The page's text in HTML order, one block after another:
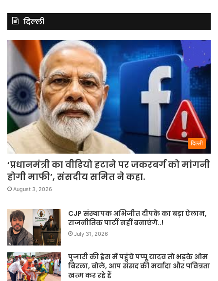
दिल्ली
दिल्ली
‘प्रधानमंत्री का वीडियो हटाने पर जकरबर्ग को मांगनी
होगी माफी’, संसदीय समित ने कहा.
August 3, 2026
CJP संस्थापक अभिजीत दीपके का बड़ा ऐलान,
राजनीतिक पार्टी नहीं बनाएंगे..!
July 31, 2026
पुजारी की ड्रेस में पहुंचे पप्पू यादव तो भड़के ओम
बिरला, बोले, आप संसद की मर्यादा और पवित्रता
खत्म कर रहे हैं